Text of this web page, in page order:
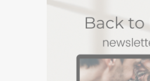
Descopera podcasturile
meditatiile din canalul
BACK TO